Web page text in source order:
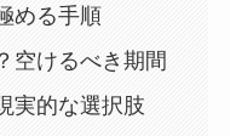
める手順
空けるべき期間
実的な選択肢